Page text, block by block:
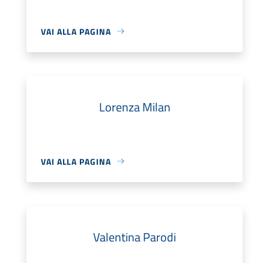
VAI ALLA PAGINA
Lorenza Milan
VAI ALLA PAGINA
Valentina Parodi